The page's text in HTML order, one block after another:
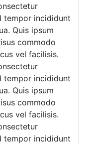
tempor incididunt
Quis ipsum
commodo
vel facilisis.
tempor incididunt
Quis ipsum
commodo
vel facilisis.
tempor incididunt